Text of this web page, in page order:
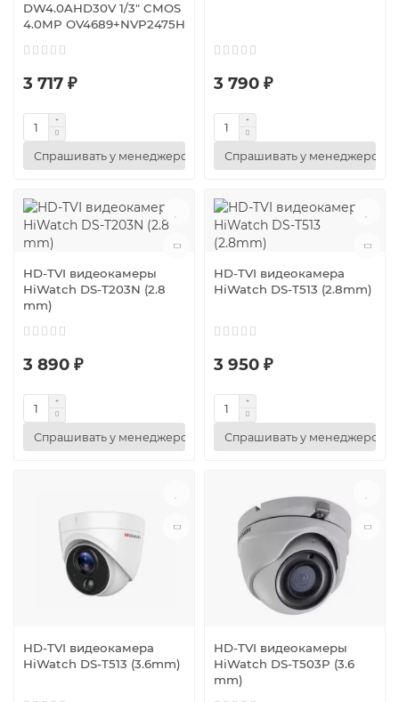
DW4.0AHD30V 1/3" CMOS
4.0MP OV4689+NVP2475H
3 717 ₽
Спрашивать у менеджеров
3 790 ₽
Спрашивать у менеджеров
HD-TVI видеокамеры
HiWatch DS-T203N (2.8
mm)
3 890 ₽
Спрашивать у менеджеров
HD-TVI видеокамера
HiWatch DS-T513 (2.8mm)
3 950 ₽
Спрашивать у менеджеров
HD-TVI видеокамера
HiWatch DS-T513 (3.6mm)
HD-TVI видеокамеры
HiWatch DS-T503P (3.6
mm)